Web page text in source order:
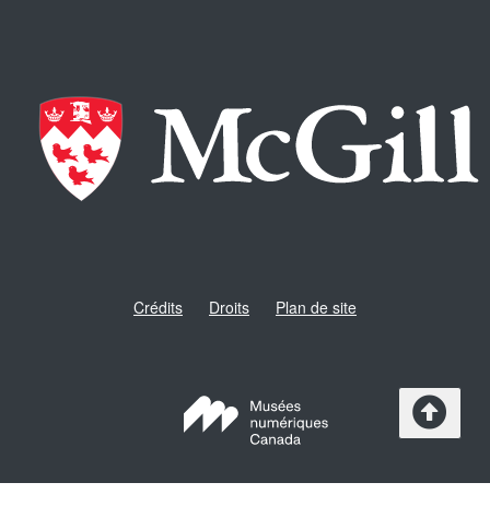
Crédits Droits Plan de site